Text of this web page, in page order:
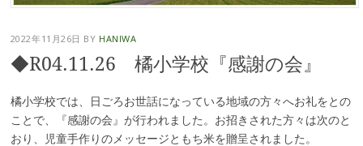
2022年11月26日 BY HANIWA
◆R04.11.26 橘小学校『感謝の会』
橘小学校では、日ごろお世話になっている地域の方々へお礼をとの
ことで、『感謝の会』が行われました。お招きされた方々は次のと
おり、児童手作りのメッセージともち米を贈呈されました。